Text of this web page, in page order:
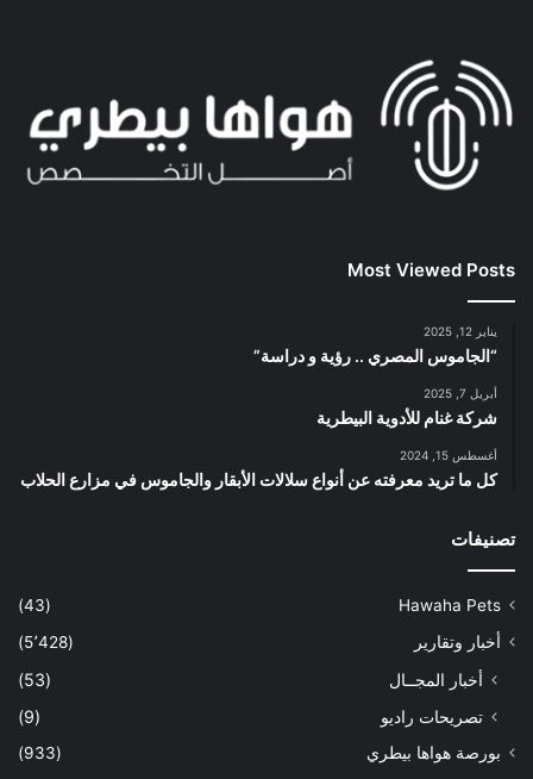
Most Viewed Posts
يناير 12, 2025
“الجاموس المصري .. رؤية و دراسة”
أبريل 7, 2025
شركة غنام للأدوية البيطرية
أغسطس 15, 2024
كل ما تريد معرفته عن أنواع سلالات الأبقار والجاموس في مزارع الحلاب
تصنيفات
Hawaha Pets
(43)
أخبار وتقارير
(5٬428)
أخبار المجــال
(53)
تصريحات راديو
(9)
بورصة هواها بيطري (933)